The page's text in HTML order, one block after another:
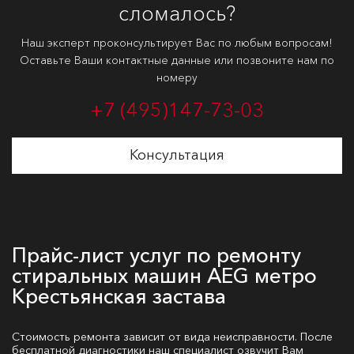
сломалось?
Наш эксперт проконсультирует Вас по любым вопросам!
Оставьте Ваши контактные данные или позвоните нам по
номеру
+7 (495)147-73-03
Консультация
Прайс-лист услуг по ремонту
стиральных машин AEG метро
Крестьянская застава
Стоимость ремонта зависит от вида неисправности. После
бесплатной диагностики наш специалист озвучит Вам